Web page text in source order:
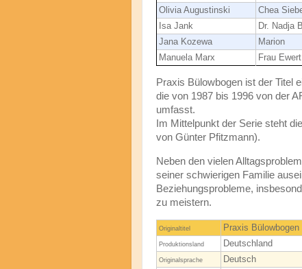
Olivia Augustinski
Chea
Isa Jank
Dr. Nadja
Jana Kozewa
Marion
Manuela Marx
Frau Ewert
Praxis Bülowbogen ist der Titel
die von 1987 bis 1996 von der
umfasst.
Im Mittelpunkt der Serie steht
von Günter Pfitzmann).
Neben den vielen
seiner schwierigen Familie
Beziehungsprobleme,
zu meistern.
Originaltitel Praxis Bülowbogen
Produktionsland Deutschland
Originalsprache Deutsch